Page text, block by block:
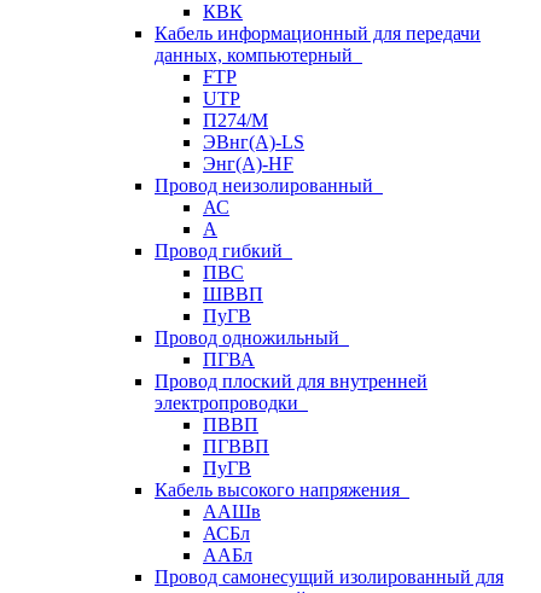
КВК
Кабель информационный для передачи
данных, компьютерный
FTP
UTP
П274/М
ЭВнг(А)-LS
Энг(А)-HF
Провод неизолированный
АС
А
Провод гибкий
ПВС
ШВВП
ПуГВ
Провод одножильный
ПГВА
Провод плоский для внутренней
электропроводки
ПВВП
ПГВВП
ПуГВ
Кабель высокого напряжения
ААШв
АСБл
ААБл
Провод самонесущий изолированный для